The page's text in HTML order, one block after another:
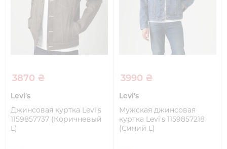
3870 ₴
Levi's
Джинсовая куртка Levi's
1159857737 (Коричневый
L)
3990 ₴
Levi's
Мужская джинсовая
куртка Levi's 1159857218
(Синий L)